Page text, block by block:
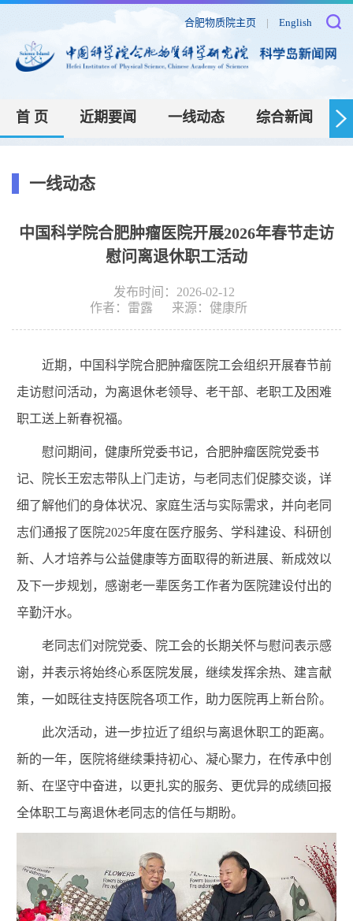
合肥物质院主页 | English
首 页 近期要闻 一线动态 综合新闻
一线动态
中国科学院合肥肿瘤医院开展2026年春节走访
慰问离退休职工活动
发布时间：2026-02-12
作者： 雷露 来源： 健康所
近期，中国科学院合肥肿瘤医院工会组织开展春节前
走访慰问活动，为离退休老领导、老干部、老职工及困难
职工送上新春祝福。
慰问期间，健康所党委书记，合肥肿瘤医院党委书
记、院长王宏志带队上门走访，与老同志们促膝交谈，详
细了解他们的身体状况、家庭生活与实际需求，并向老同
志们通报了医院2025年度在医疗服务、学科建设、科研创
新、人才培养与公益健康等方面取得的新进展、新成效以
及下一步规划，感谢老一辈医务工作者为医院建设付出的
辛勤汗水。
老同志们对院党委、院工会的长期关怀与慰问表示感
谢，并表示将始终心系医院发展，继续发挥余热、建言献
策，一如既往支持医院各项工作，助力医院再上新台阶。
此次活动，进一步拉近了组织与离退休职工的距离。
新的一年，医院将继续秉持初心、凝心聚力，在传承中创
新、在坚守中奋进，以更扎实的服务、更优异的成绩回报
全体职工与离退休老同志的信任与期盼。